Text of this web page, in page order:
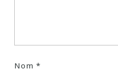
Nom *